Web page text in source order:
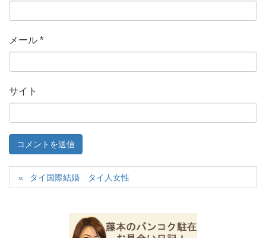
メール *
サイト
タイ国際結婚 タイ人女性